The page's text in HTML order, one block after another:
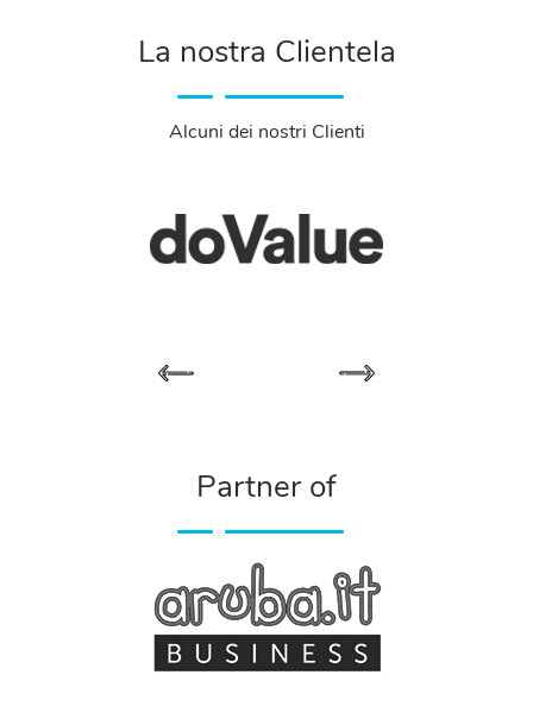
La nostra Clientela
Alcuni dei nostri Clienti
Partner of